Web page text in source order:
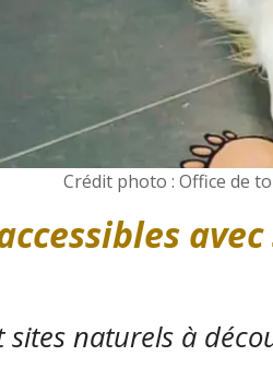
Crédit photo : Office de
sites naturels à